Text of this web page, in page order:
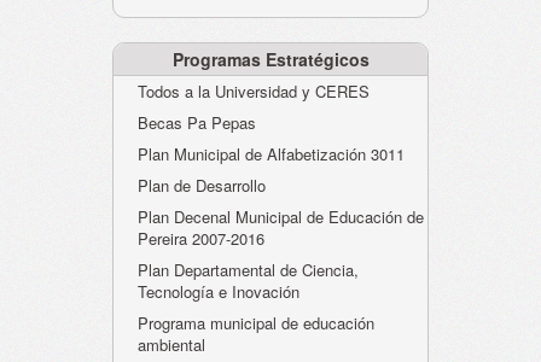
Humano-Cesantías
Programas Estratégicos
Todos a la Universidad y CERES
Becas Pa Pepas
Plan Municipal de Alfabetización 3011
Plan de Desarrollo
Plan Decenal Municipal de Educación de
Pereira 2007-2016
Plan Departamental de Ciencia,
Tecnología e Inovación
Programa municipal de educación
ambiental